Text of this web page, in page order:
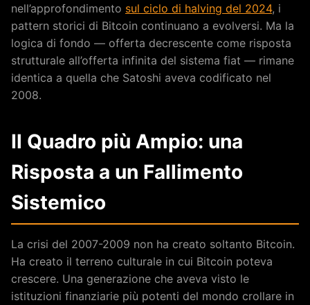
nell’approfondimento sul ciclo di halving del 2024, i
pattern storici di Bitcoin continuano a evolversi. Ma la
logica di fondo — offerta decrescente come risposta
strutturale all’offerta infinita del sistema fiat — rimane
identica a quella che Satoshi aveva codificato nel
2008.
Il Quadro più Ampio: una
Risposta a un Fallimento
Sistemico
La crisi del 2007-2009 non ha creato soltanto Bitcoin.
Ha creato il terreno culturale in cui Bitcoin poteva
crescere. Una generazione che aveva visto le
istituzioni finanziarie più potenti del mondo crollare in